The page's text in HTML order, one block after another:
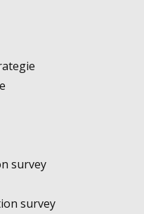
survey
survey